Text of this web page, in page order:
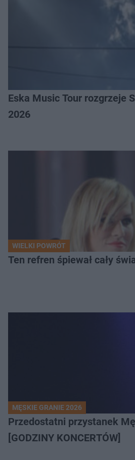
Eska Music Tour rozgrzeje
2026
WIELKI POWRÓT
Ten refren śpiewał cały
MĘSKIE GRANIE 2026
Przedostatni przystanek
[GODZINY KONCERTÓW]